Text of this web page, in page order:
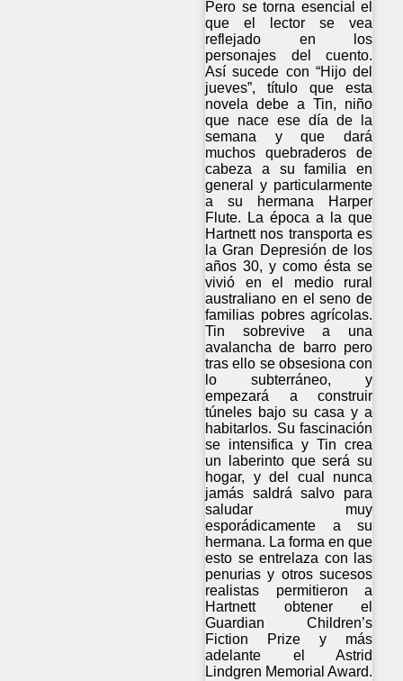
Pero se torna esencial el
que el lector se vea
reflejado en los
personajes del cuento.
Así sucede con “Hijo del
jueves”, título que esta
novela debe a Tin, niño
que nace ese día de la
semana y que dará
muchos quebraderos de
cabeza a su familia en
general y particularmente
a su hermana Harper
Flute. La época a la que
Hartnett nos transporta es
la Gran Depresión de los
años 30, y como ésta se
vivió en el medio rural
australiano en el seno de
familias pobres agrícolas.
Tin sobrevive a una
avalancha de barro pero
tras ello se obsesiona con
lo subterráneo, y
empezará a construir
túneles bajo su casa y a
habitarlos. Su fascinación
se intensifica y Tin crea
un laberinto que será su
hogar, y del cual nunca
jamás saldrá salvo para
saludar muy
esporádicamente a su
hermana. La forma en que
esto se entrelaza con las
penurias y otros sucesos
realistas permitieron a
Hartnett obtener el
Guardian Children’s
Fiction Prize y más
adelante el Astrid
Lindgren Memorial Award.